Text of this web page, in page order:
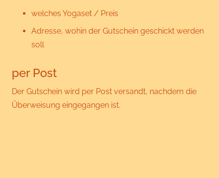
welches Yogaset / Preis
Adresse, wohin der Gutschein geschickt werden
soll
per Post
Der Gutschein wird per Post versandt, nachdem die
Überweisung eingegangen ist.